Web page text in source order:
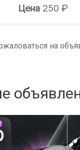
Цена 250 ₽
на